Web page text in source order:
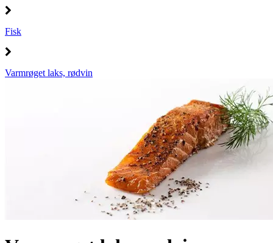
Fisk
Varmrøget laks, rødvin